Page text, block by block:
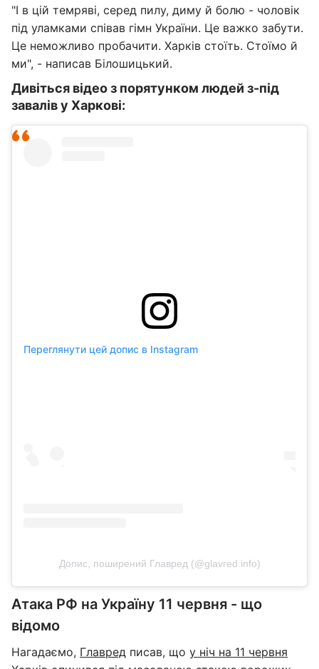
"І в цій темряві, серед пилу, диму й болю - чоловік
під уламками співав гімн України. Це важко забути.
Це неможливо пробачити. Харків стоїть. Стоїмо й
ми", - написав Білошицький.
Дивіться відео з порятунком людей з-під
завалів у Харкові:
Переглянути цей допис в Instagram
Допис, поширений Главред (@glavred.info)
Атака РФ на Україну 11 червня - що
відомо
Нагадаємо, Главред писав, що у ніч на 11 червня